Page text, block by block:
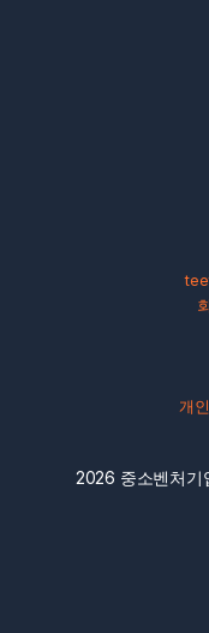
개
2026 중소벤처기